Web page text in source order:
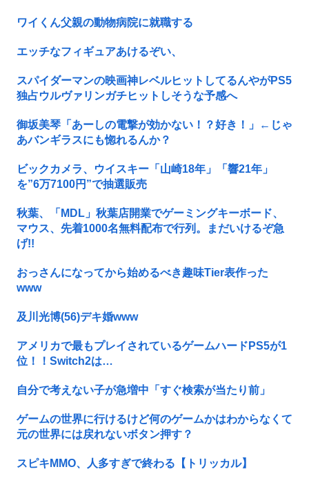
ワイくん父親の動物病院に就職する
エッチなフィギュアあけるぞい、
スパイダーマンの映画神レベルヒットしてるんやがPS5
独占ウルヴァリンガチヒットしそうな予感へ
御坂美琴「あーしの電撃が効かない！？好き！」←じゃ
あバンギラスにも惚れるんか？
ビックカメラ、ウイスキー「山崎18年」「響21年」
を”6万7100円”で抽選販売
秋葉、「MDL」秋葉店開業でゲーミングキーボード、
マウス、先着1000名無料配布で行列。まだいけるぞ急
げ!!
おっさんになってから始めるべき趣味Tier表作った
www
及川光博(56)デキ婚www
アメリカで最もプレイされているゲームハードPS5が1
位！！Switch2は…
自分で考えない子が急増中「すぐ検索が当たり前」
ゲームの世界に行けるけど何のゲームかはわからなくて
元の世界には戻れないボタン押す？
スピキMMO、人多すぎで終わる【トリッカル】